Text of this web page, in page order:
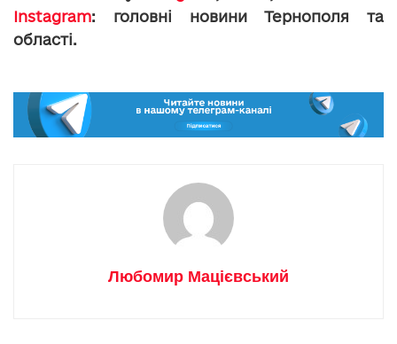
Instagram: головні новини Тернополя та
області.
Любомир Мацієвський